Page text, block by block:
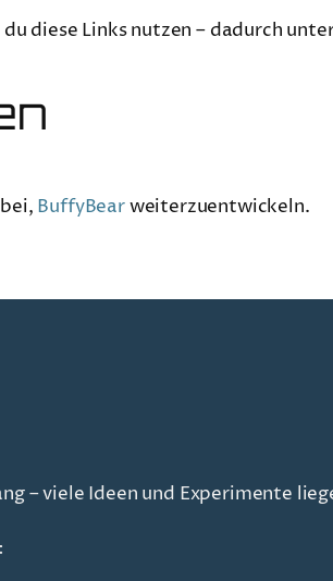
diese Links nutzen – dadurch
BuffyBearweiterzuentwickeln.
– viele Ideen und Experimente